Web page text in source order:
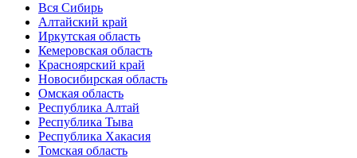
Вся Сибирь
Алтайский край
Иркутская область
Кемеровская область
Красноярский край
Новосибирская область
Омская область
Республика Алтай
Республика Тыва
Республика Хакасия
Томская область